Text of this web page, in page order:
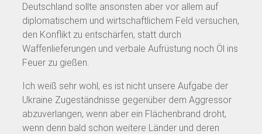
Deutschland sollte ansonsten aber vor allem auf
diplomatischem und wirtschaftlichem Feld versuchen,
den Konflikt zu entschärfen, statt durch
Waffenlieferungen und verbale Aufrüstung noch Öl ins
Feuer zu gießen.
Ich weiß sehr wohl, es ist nicht unsere Aufgabe der
Ukraine Zugeständnisse gegenüber dem Aggressor
abzuverlangen, wenn aber ein Flächenbrand droht,
wenn denn bald schon weitere Länder und deren